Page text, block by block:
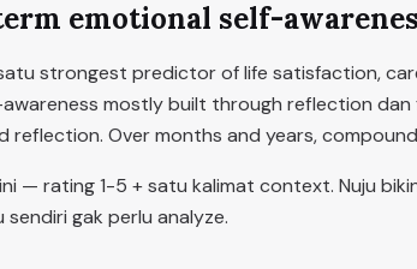
emotional self-
strongest predictor of life satisfaction,
mostly built through reflection
reflection. Over months and years,
— rating 1-5 + satu kalimat context. Nuju
gak perlu analyze.